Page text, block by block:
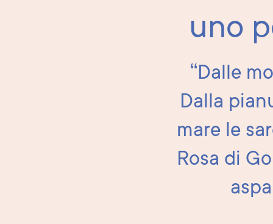
uno
“Dalle
Dalla
mare le
Rosa di